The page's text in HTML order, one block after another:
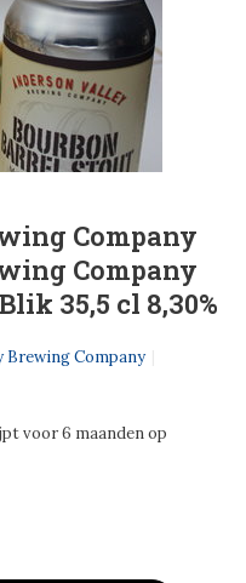
Company
Company
35,5 cl 8,30%
Brewing Company
voor 6 maanden op